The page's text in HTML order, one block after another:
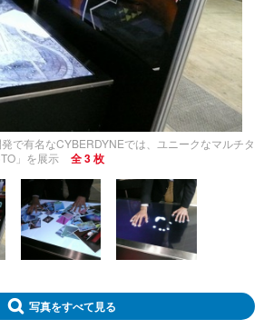
で有名なCYBERDYNEでは、ユニークなマルチタ
」を展示
全 3 枚
写真をすべて見る